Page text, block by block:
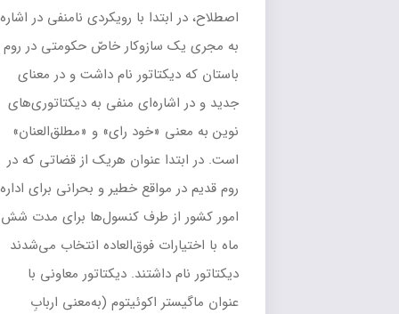
اصطلاح، در ابتدا با رویکردی نامنفی در اشاره
به مجری یک سازوکار خاصّ حکومتی درروم
کهدیکتاتورنام داشت و در معنای
جدید و در اشاره‌ای منفی بهدیکتاتوری‌های
به معنی «خود رای» و «مطلق‌العنان»
است. در ابتدا عنوان هریک از قضاتی که در
روم قدیم در مواقع خطیر و بحرانی برای اداره
امور کشور از طرف کنسول‌ها برای مدت شش
ماه با اختیارات فوق‌العاده انتخاب می‌شدند
دیکتاتور نام داشتند. دیکتاتور معاونی با
ماگیستر اکوئیتوم(به‌معنی اربابِ